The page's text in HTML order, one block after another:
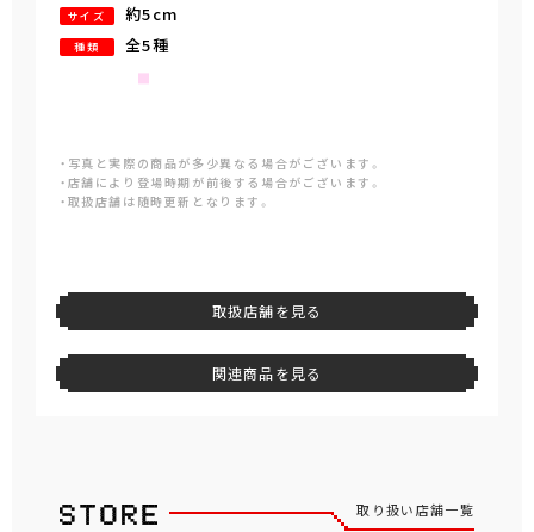
サイズ 約5cm
種類 全5種
・写真と実際の商品が多少異なる場合がございます。
・店舗により登場時期が前後する場合がございます。
・取扱店舗は随時更新となります。
取扱店舗を見る
関連商品を見る
取り扱い店舗一覧